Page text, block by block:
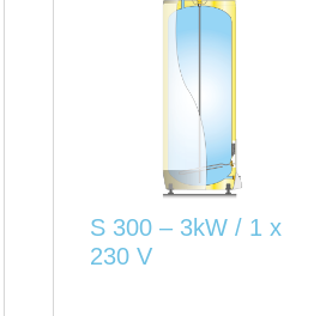
S 300 – 3kW / 1 x
230 V